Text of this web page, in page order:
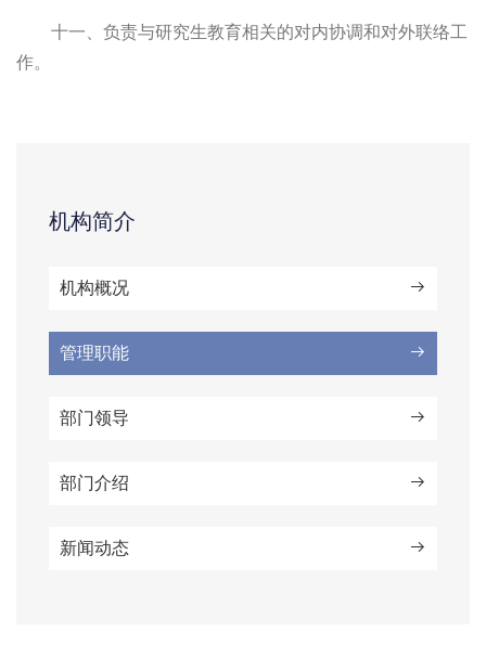
十一、负责与研究生教育相关的对内协调和对外联络工
作。
机构简介
机构概况
管理职能
部门领导
部门介绍
新闻动态